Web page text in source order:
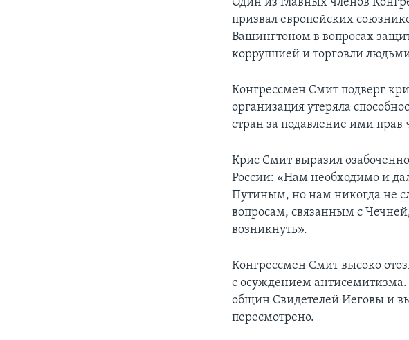
Один из главных членов
призвал европейских
Вашингтоном в вопросах
коррупцией и торговли
Конгрессмен Смит подверг
организация утеряла
стран за подавление ими прав
Крис Смит выразил
России: «Нам необходимо и
Путиным, но нам никогда не
вопросам, связанным с
возникнуть».
Конгрессмен Смит высоко
с осуждением антисемитизма.
общин Свидетелей Иеговы и
пересмотрено.